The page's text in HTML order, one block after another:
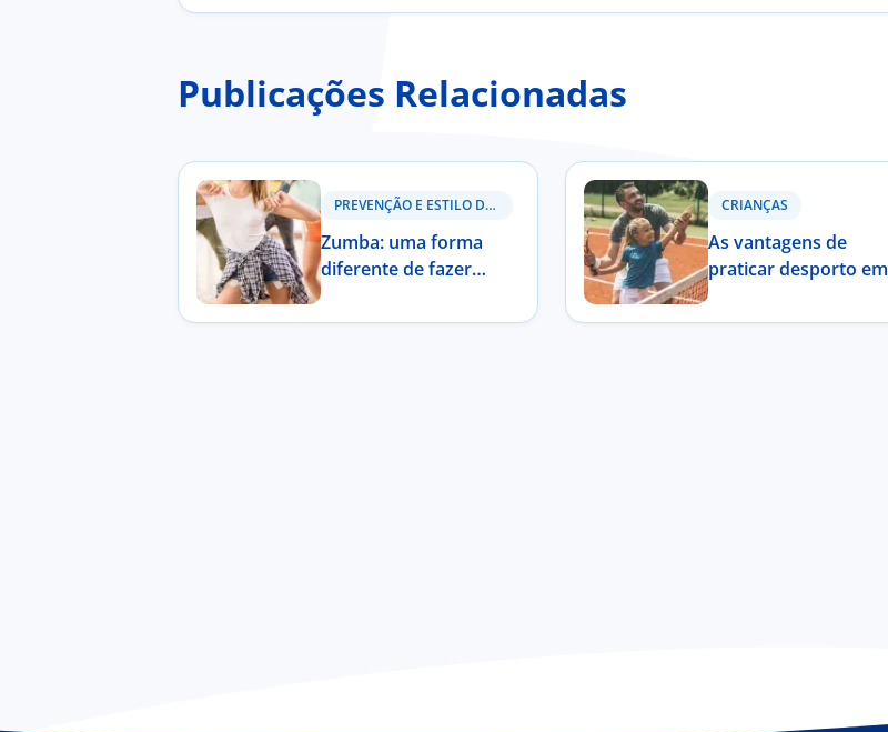
Publicações Relacionadas
PREVENÇÃO E ESTILO DE VIDA
Zumba: uma forma
diferente de fazer
CRIANÇAS
As vantagens de
praticar desporto em